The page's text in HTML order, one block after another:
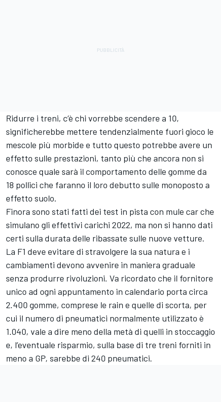
Ridurre i treni, c’è chi vorrebbe scendere a 10,
significherebbe mettere tendenzialmente fuori gioco le
mescole più morbide e tutto questo potrebbe avere un
effetto sulle prestazioni, tanto più che ancora non si
conosce quale sarà il comportamento delle gomme da
18 pollici che faranno il loro debutto sulle monoposto a
effetto suolo.
Finora sono stati fatti dei test in pista con mule car che
simulano gli effettivi carichi 2022, ma non si hanno dati
certi sulla durata delle ribassate sulle nuove vetture.
La F1 deve evitare di stravolgere la sua natura e i
cambiamenti devono avvenire in maniera graduale
senza produrre rivoluzioni. Va ricordato che il fornitore
unico ad ogni appuntamento in calendario porta circa
2.400 gomme, comprese le rain e quelle di scorta, per
cui il numero di pneumatici normalmente utilizzato è
1.040, vale a dire meno della metà di quelli in stoccaggio
e, l’eventuale risparmio, sulla base di tre treni forniti in
meno a GP, sarebbe di 240 pneumatici.